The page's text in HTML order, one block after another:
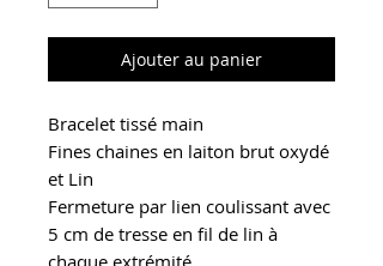
Ajouter au panier
Bracelet tissé main
Fines chaines en laiton brut oxydé
et Lin
Fermeture par lien coulissant avec
5 cm de tresse en fil de lin à
chaque extrémité.